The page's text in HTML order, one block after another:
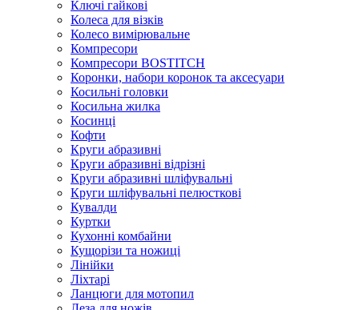
Ключі гайкові
Колеса для візків
Колесо вимірювальне
Компресори
Компресори BOSTITCH
Коронки, набори коронок та аксесуари
Косильні головки
Косильна жилка
Косинці
Кофти
Круги абразивні
Круги абразивні відрізні
Круги абразивні шліфувальні
Круги шліфувальні пелюсткові
Кувалди
Куртки
Кухонні комбайни
Кущорізи та ножиці
Лінійки
Ліхтарі
Ланцюги для мотопил